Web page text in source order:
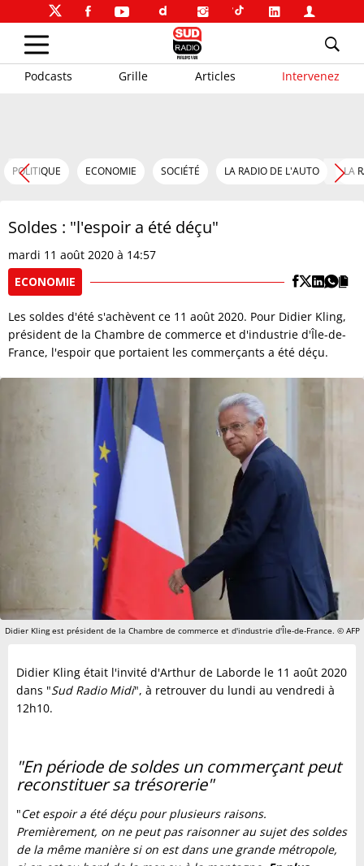
Podcasts Grille Articles Intervenez
POLITIQUE ECONOMIE SOCIÉTÉ LA RADIO DE L'AUTO LA
Soldes : "l'espoir a été déçu"
mardi 11 août 2020 à 14:57
ECONOMIE
Les soldes d'été s'achèvent ce 11 août 2020. Pour Didier Kling,
président de la Chambre de commerce et d'industrie d'Île-de-
France, l'espoir que portaient les commerçants a été déçu.
Didier Kling est président de la Chambre de commerce et d'industrie d'Île-de-France. © AFP
Didier Kling était l'invité d'Arthur de Laborde le 11 août 2020
dans "Sud Radio Midi", à retrouver du lundi au vendredi à
12h10.
"En période de soldes un commerçant peut
reconstituer sa trésorerie"
"Cet espoir a été déçu pour plusieurs raisons.
Premièrement, on ne peut pas raisonner au sujet des soldes
de la même manière si on est dans une grande métropole,